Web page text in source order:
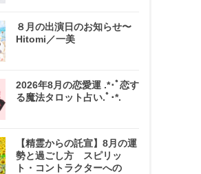
８月の出演日のお知らせ〜
Hitomi／一美
2026年8月の恋愛運 .*･ﾟ恋す
る魔法タロット占い.ﾟ･*.
【精霊からの託宣】8月の運
勢と過ごし方 スピリッ
ト・コントラクターへの